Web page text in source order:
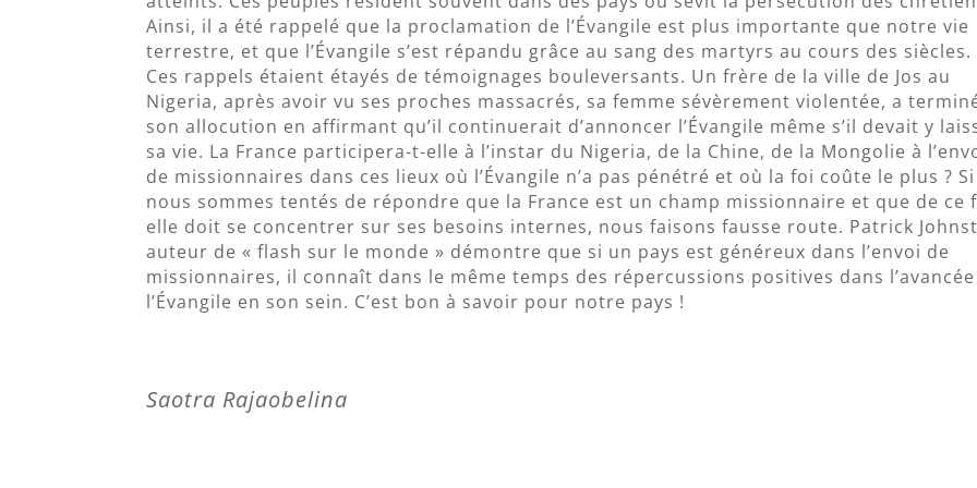
Ainsi, il a été rappelé que la proclamation de l’Évangile est plus importante que notre vie
terrestre, et que l’Évangile s’est répandu grâce au sang des martyrs au cours des siècles.
Ces rappels étaient étayés de témoignages bouleversants. Un frère de la ville de Jos au
Nigeria, après avoir vu ses proches massacrés, sa femme sévèrement violentée, a
son allocution en affirmant qu’il continuerait d’annoncer l’Évangile même s’il devait y
sa vie. La France participera-t-elle à l’instar du Nigeria, de la Chine, de la Mongolie à
de missionnaires dans ces lieux où l’Évangile n’a pas pénétré et où la foi coûte le plus ? Si
nous sommes tentés de répondre que la France est un champ missionnaire et que de ce
elle doit se concentrer sur ses besoins internes, nous faisons fausse route. Patrick
auteur de « flash sur le monde » démontre que si un pays est généreux dans l’envoi de
missionnaires, il connaît dans le même temps des répercussions positives dans
l’Évangile en son sein. C’est bon à savoir pour notre pays !
Saotra Rajaobelina